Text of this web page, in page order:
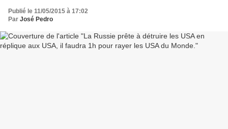
Publié le 11/05/2015 à 17:02
Par José Pedro